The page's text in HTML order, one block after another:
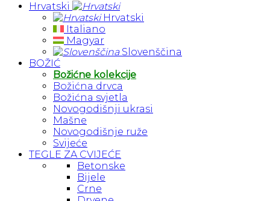
Hrvatski
Hrvatski
Italiano
Magyar
Slovenščina
BOŽIĆ
Božićne kolekcije
Božićna drvca
Božićna svjetla
Novogodišnji ukrasi
Mašne
Novogodišnje ruže
Svijeće
TEGLE ZA CVIJEĆE
Betonske
Bijele
Crne